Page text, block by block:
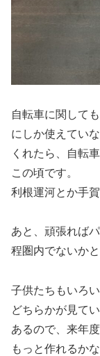
自転車に関して
にしか使えてい
くれたら、自転
この頃です。
利根運河とか手
あと、頑張れば
程圏内でないかと
子供たちもいろ
どちらかが見て
あるので、来年
もっと作れるか